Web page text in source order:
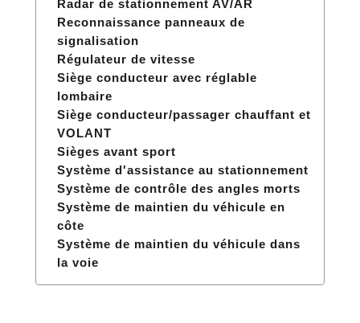
Radar de stationnement AV/AR
Reconnaissance panneaux de
signalisation
Régulateur de vitesse
Siège conducteur avec réglable
lombaire
Siège conducteur/passager chauffant et
VOLANT
Sièges avant sport
Système d'assistance au stationnement
Système de contrôle des angles morts
Système de maintien du véhicule en
côte
Système de maintien du véhicule dans
la voie